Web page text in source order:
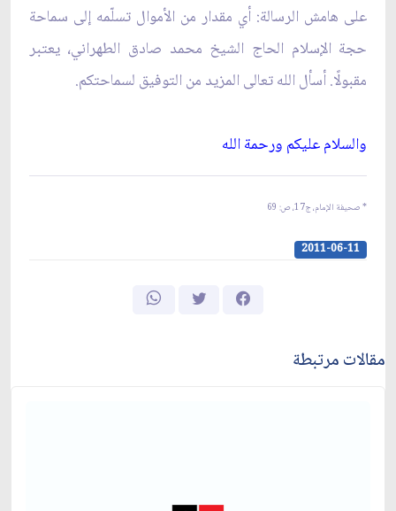
على هامش الرسالة: أي مقدار من الأموال تسلّمه إلى سماحة
حجة الإسلام الحاج الشيخ محمد صادق الطهراني، يعتبر
مقبولًا. أسأل الله تعالى المزيد من التوفيق لسماحتكم.
والسلام عليكم ورحمة الله‏
* صحيفة الإمام، ج‏17، ص: 69
2011-06-11
مقالات مرتبطة